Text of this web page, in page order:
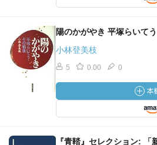
陽のかがやき 平塚らいて
小林登美枝
5 0.00 0
『青鞜』セレクション: 「